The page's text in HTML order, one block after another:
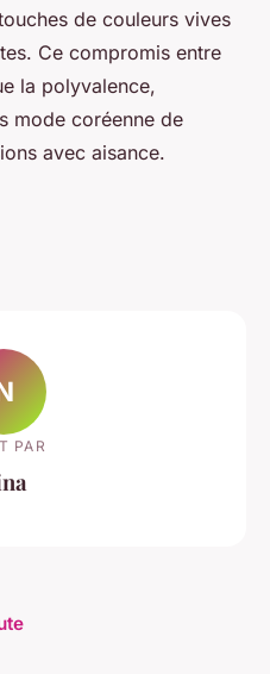
de couleurs vives
Ce compromis entre
la polyvalence,
mode coréenne de
avec aisance.
PAR